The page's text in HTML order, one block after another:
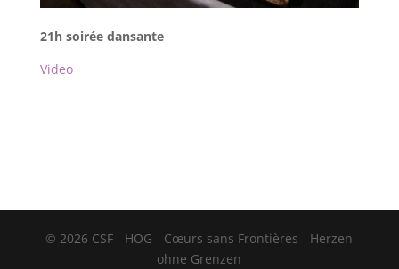
21h soirée dansante
Video
© 2026 CSF - HOG - Cœurs sans Frontières - Herzen
ohne Grenzen